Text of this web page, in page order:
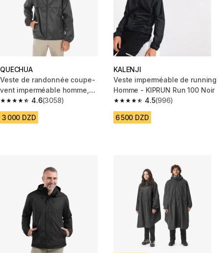
QUECHUA
Veste de randonnée coupe-
vent imperméable homme,
Raincut Full Zip noir
4.6
4.6 out of 5 stars from 3058 reviews
(3058)
3 000 DZD
KALENJI
Veste imperméable de running
Homme - KIPRUN Run 100 Noir
4.5
4.5 out of 5 stars from 996
(996)
6 500 DZD